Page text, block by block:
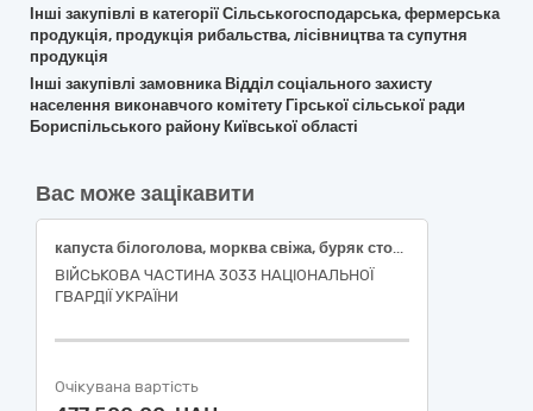
Інші закупівлі в категорії Сільськогосподарська, фермерська
продукція, продукція рибальства, лісівництва та супутня
продукція
Інші закупівлі замовника Відділ соціального захисту
населення виконавчого комітету Гірської сільської ради
Бориспільського району Київської області
Вас може зацікавити
капуста білоголова, морква свіжа, буряк столовий свіжий, цибуля свіжа ріпчаста
ВІЙСЬКОВА ЧАСТИНА 3033 НАЦІОНАЛЬНОЇ
ГВАРДІЇ УКРАЇНИ
Очікувана вартість